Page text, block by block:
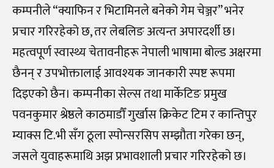
कम्पनीले “क्याफिन र भिटामिनले बनेको गेम चेञ्जर” भनेर
प्रचार गरिरहेको छ, तर लेबलिङ अत्यन्त अपारदर्शी छ।
महत्वपूर्ण स्वास्थ्य चेतावनीहरू नेपाली भाषामा बोल्ड अक्षरमा
छैनन् र उपभोक्तालाई आवश्यक जानकारी स्पष्ट रूपमा
दिइएको छैन। कम्पनीका सेल्स तथा मार्केटिङ प्रमुख
पवनकुमार श्रेष्ठले काठमाडौँ गुर्खास क्रिकेट टिम र कान्तिपुर
म्याक्स टि.भी सँग ठूला स्पोन्सरसिप सम्झौता गरेका छन्,
जसले युवाहरूमाथि अझ प्रभावशाली प्रचार गरिरहेको छ।